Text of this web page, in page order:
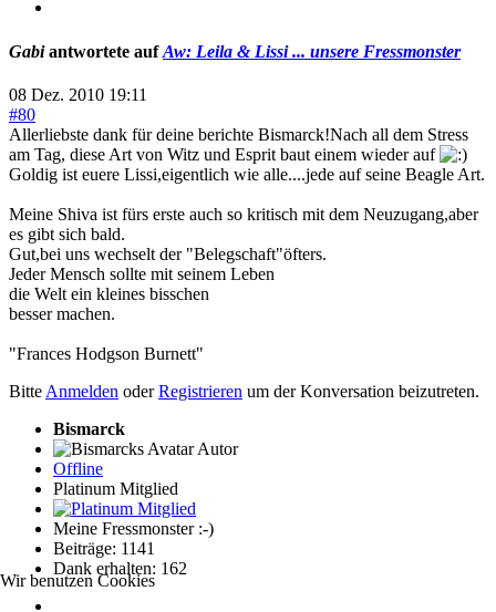
Gabiantwortete aufAw: Leila & Lissi ... unsere Fressmonster
08 Dez. 2010 19:11
#80
Allerliebste dank für deine berichte Bismarck!Nach all dem Stress
am Tag, diese Art von Witz und Esprit baut einem wieder auf
Goldig ist euere Lissi,eigentlich wie alle....jede auf seine Beagle Art.
Meine Shiva ist fürs erste auch so kritisch mit dem Neuzugang,aber
es gibt sich bald.
Gut,bei uns wechselt der "Belegschaft"öfters.
Jeder Mensch sollte mit seinem Leben
die Welt ein kleines bisschen
besser machen.
"Frances Hodgson Burnett"
Bitte Anmelden oderRegistrieren um der Konversation beizutreten.
Bismarck
Autor
Offline
Platinum Mitglied
Meine Fressmonster :-)
Beiträge: 1141
Dank erhalten: 162
Wir benutzen Cookies